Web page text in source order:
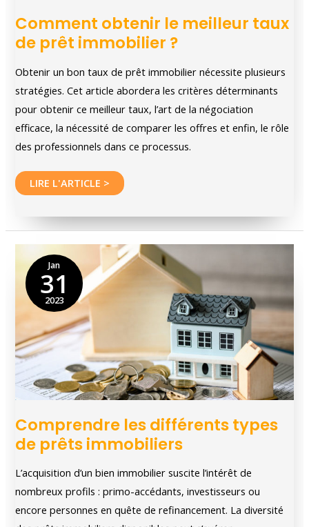
Comment obtenir le meilleur taux
de prêt immobilier ?
Obtenir un bon taux de prêt immobilier nécessite plusieurs
stratégies. Cet article abordera les critères déterminants
pour obtenir ce meilleur taux, l’art de la négociation
efficace, la nécessité de comparer les offres et enfin, le rôle
des professionnels dans ce processus.
Comment
taux
de
prêt
immobilier
LIRE L'ARTICLE >
Jan
31
2023
Comprendre les différents types
de prêts immobiliers
L’acquisition d’un bien immobilier suscite l’intérêt de
nombreux profils : primo-accédants, investisseurs ou
encore personnes en quête de refinancement. La diversité